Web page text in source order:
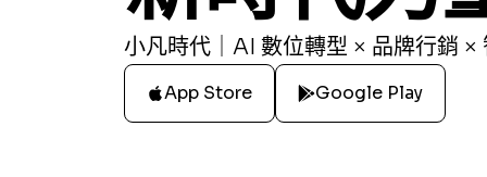
小凡時代｜AI 數位轉型 × 品牌行銷 ×
App Store Google Play